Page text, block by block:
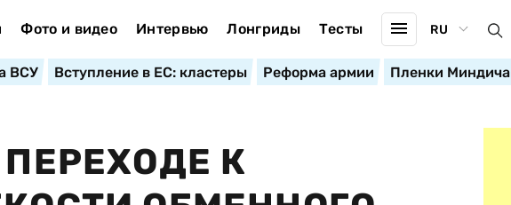
Фото и видео Интервью Лонгриды Тесты RU
ВСУ Вступление в ЕС: кластеры Реформа армии Пленки Миндича
К